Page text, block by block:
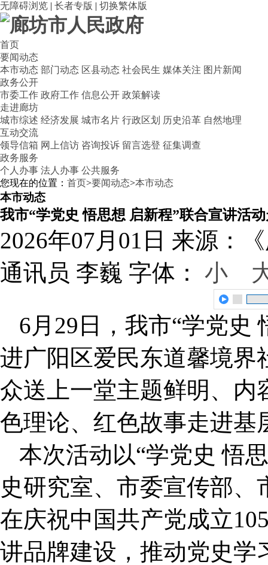
无障碍浏览 | 长者专版 | 切换繁体版
首页
要闻动态
本市动态 部门动态 区县动态 社会民生 媒体关注 图片新闻
政务公开
市委工作 政府工作 信息公开 政策解读
走进廊坊
城市综述 经济发展 城市名片 行政区划 历史沿革 自然地理
互动交流
领导信箱 网上信访 咨询投诉 留言选登 征集调查
政务服务
个人办事 法人办事 公共服务
您现在的位置： 首页>要闻动态>本市动态
本市动态
我市“学党史 悟思想 启新程”联合宣讲活
2026年07月01日 来源：
通讯员 李巍 字体： 小
6月29日，我市“学党史
进广阳区爱民东道馨境界
众送上一堂主题鲜明、内
色理论、红色故事走进基
本次活动以“学党史 悟
史研究室、市委宣传部
在庆祝中国共产党成立
讲品牌建设，推动党史学